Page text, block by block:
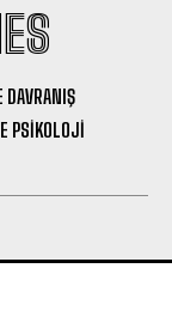
DAVRANIŞ
PSIKOLOJI